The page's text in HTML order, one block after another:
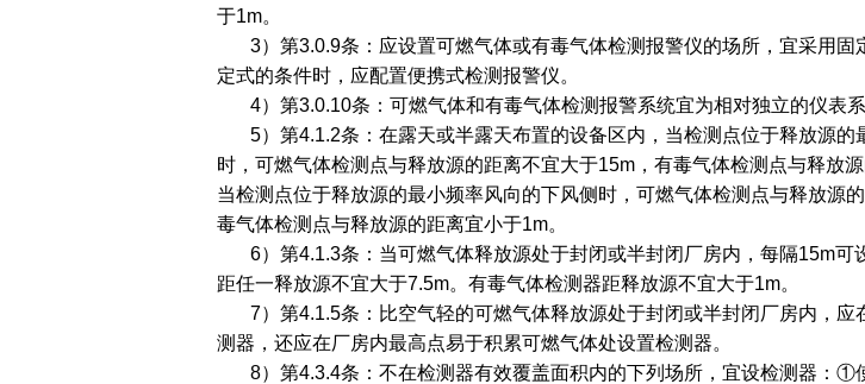
于1m。
3）第3.0.9条：应设置可燃气体或有毒气体检测报警仪的场所，宜采用固
定式的条件时，应配置便携式检测报警仪。
4）第3.0.10条：可燃气体和有毒气体检测报警系统宜为相对独立的仪表系
5）第4.1.2条：在露天或半露天布置的设备区内，当检测点位于释放源的
时，可燃气体检测点与释放源的距离不宜大于15m，有毒气体检测点与释放源
当检测点位于释放源的最小频率风向的下风侧时，可燃气体检测点与释放源
毒气体检测点与释放源的距离宜小于1m。
6）第4.1.3条：当可燃气体释放源处于封闭或半封闭厂房内，每隔15m可
距任一释放源不宜大于7.5m。有毒气体检测器距释放源不宜大于1m。
7）第4.1.5条：比空气轻的可燃气体释放源处于封闭或半封闭厂房内，应
测器，还应在厂房内最高点易于积累可燃气体处设置检测器。
8）第4.3.4条：不在检测器有效覆盖面积内的下列场所，宜设检测器：①